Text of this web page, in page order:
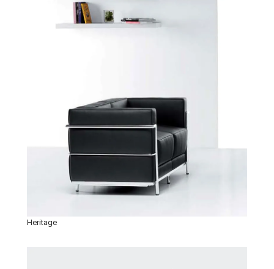
Heritage